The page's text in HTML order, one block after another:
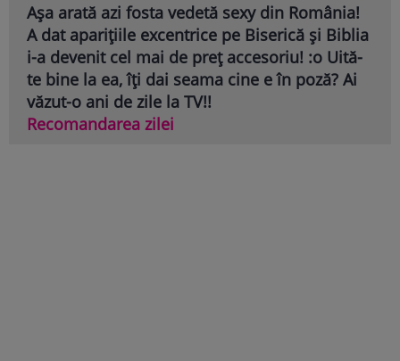
Așa arată azi fosta vedetă sexy din România!
A dat aparițiile excentrice pe Biserică și Biblia
i-a devenit cel mai de preț accesoriu! :o Uită-
te bine la ea, îți dai seama cine e în poză? Ai
văzut-o ani de zile la TV!!
Recomandarea zilei